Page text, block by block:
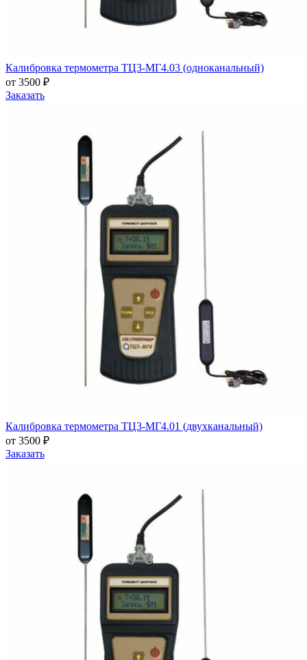
Калибровка термометра ТЦ3-МГ4.03 (одноканальный)
от 3500 ₽
Заказать
Калибровка термометра ТЦ3-МГ4.01 (двухканальный)
от 3500 ₽
Заказать